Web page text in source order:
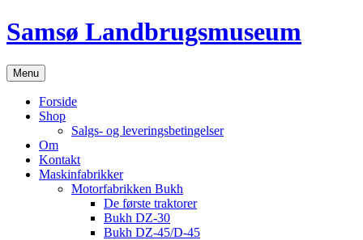
Hop
til
Samsø Landbrugsmuseum
Menu
Forside
Shop
Salgs- og leveringsbetingelser
Om
Kontakt
Maskinfabrikker
Motorfabrikken Bukh
De første traktorer
Bukh DZ-30
Bukh DZ-45/D-45